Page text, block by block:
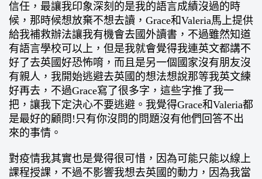
信任，最讓我印象深刻的是我的語言成績沒過的時
候，那時候想放棄不想去讀，Grace和Valeria馬上提供
給我補救辦法讓我有機會去國外讀書，不過雖然知道
有語言學校可以上，但是我就會覺得我連英文都講不
好了去英國好恐怖唷，而且是另一個國家沒有朋友沒
有親人，我開始逃避去英國的想法想說那等我英文練
好再去，不過Grace寫了很多字，這些字推了我一
把，讓我下定決心不要逃避。我覺得Grace和Valeria都
是最好的顧問!只有你沒問的問題沒有他們回答不出
來的事情。
對疫情我其實也是覺得很可惜，因為可能只能以線上
課程授課，不過不影響我想去英國的動力，因為我當